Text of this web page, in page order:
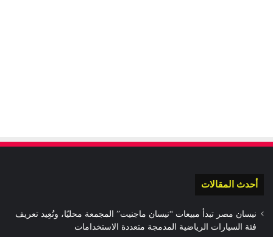
أحدث المقالات
نيسان مصر تبدأ مبيعات “نيسان ماجنيت” المجمعة محليًا، وتُعِيد تعريف
فئة السيارات الرياضية المدمجة متعددة الاستخدامات